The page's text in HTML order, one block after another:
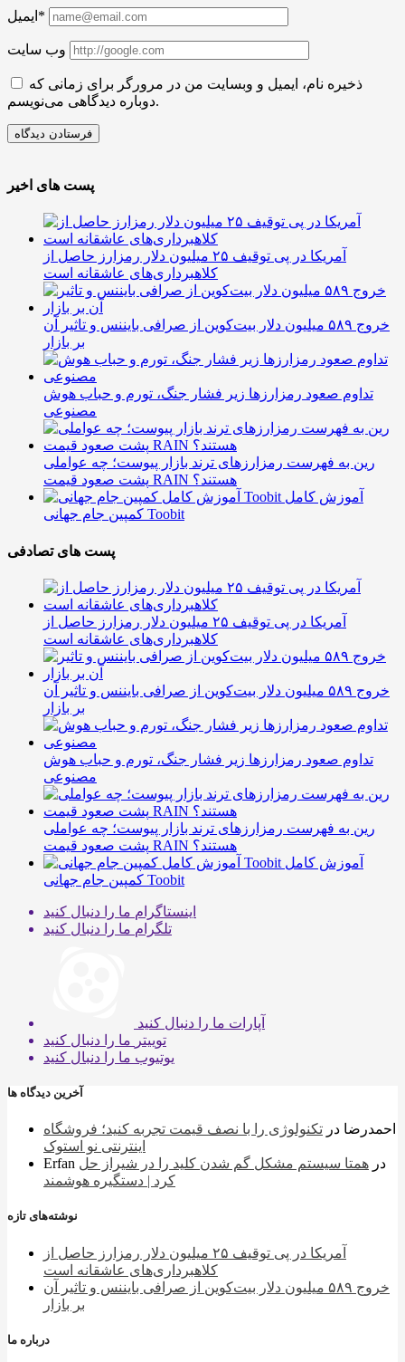
ایمیل*
وب سایت
ذخیره نام، ایمیل و وبسایت من در مرورگر برای زمانی که
دوباره دیدگاهی می‌نویسم.
پست های اخیر
آمریکا در پی توقیف ۲۵ میلیون دلار رمزارز حاصل از
کلاهبرداری‌های عاشقانه است
خروج ۵۸۹ میلیون دلار بیت‌کوین از صرافی بایننس و تاثیر آن
بر بازار
تداوم صعود رمزارزها زیر فشار جنگ، تورم و حباب هوش
مصنوعی
رین به فهرست رمزارزهای ترند بازار پیوست؛ چه عواملی
پشت صعود قیمت RAIN هستند؟
آموزش کامل
کمپین جام جهانی Toobit
پست های تصادفی
آمریکا در پی توقیف ۲۵ میلیون دلار رمزارز حاصل از
کلاهبرداری‌های عاشقانه است
خروج ۵۸۹ میلیون دلار بیت‌کوین از صرافی بایننس و تاثیر آن
بر بازار
تداوم صعود رمزارزها زیر فشار جنگ، تورم و حباب هوش
مصنوعی
رین به فهرست رمزارزهای ترند بازار پیوست؛ چه عواملی
پشت صعود قیمت RAIN هستند؟
آموزش کامل
کمپین جام جهانی Toobit
اینستاگرام ما را دنبال کنید
تلگرام ما را دنبال کنید
آپارات ما را دنبال کنید
توییتر ما را دنبال کنید
یوتیوب ما را دنبال کنید
آخرین دیدگاه ها
احمدرضا در تکنولوژی را با نصف قیمت تجربه کنید؛ فروشگاه
اینترنتی نو استوک
Erfan
در همتا سیستم مشکل گم شدن کلید را در شیراز حل
کرد | دستگیره هوشمند
نوشته‌های تازه
آمریکا در پی توقیف ۲۵ میلیون دلار رمزارز حاصل از
کلاهبرداری‌های عاشقانه است
خروج ۵۸۹ میلیون دلار بیت‌کوین از صرافی بایننس و تاثیر آن
بر بازار
درباره ما